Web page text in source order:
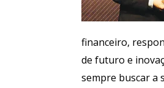
financeiro,
de futuro e
sempre buscar a